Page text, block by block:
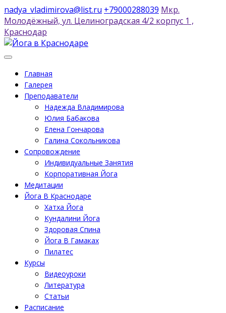
Перейти
к
содержимому
nadya_vladimirova@list.ru +79000288039 Мкр.
Молодëжный, ул. Целиноградская 4/2 корпус 1 ,
Краснодар
Главная
Галерея
Преподаватели
Надежда Владимирова
Юлия Бабакова
Елена Гончарова
Галина Сокольникова
Сопровождение
Индивидуальные Занятия
Корпоративная Йога
Медитации
Йога В Краснодаре
Хатха Йога
Кундалини Йога
Здоровая Спина
Йога В Гамаках
Пилатес
Курсы
Видеоуроки
Литература
Статьи
Расписание